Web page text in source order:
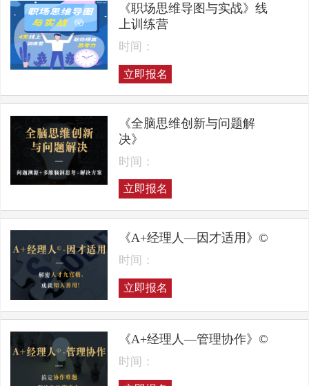
《职场思维导图与实战》线
上训练营
时间：
立即报名
《全脑思维创新与问题解
决》
时间：
立即报名
《A+经理人—因才适用》©
时间：
立即报名
《A+经理人—管理协作》©
时间：